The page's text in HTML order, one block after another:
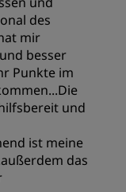
des
mir
besser
Punkte im
und
ist meine
das